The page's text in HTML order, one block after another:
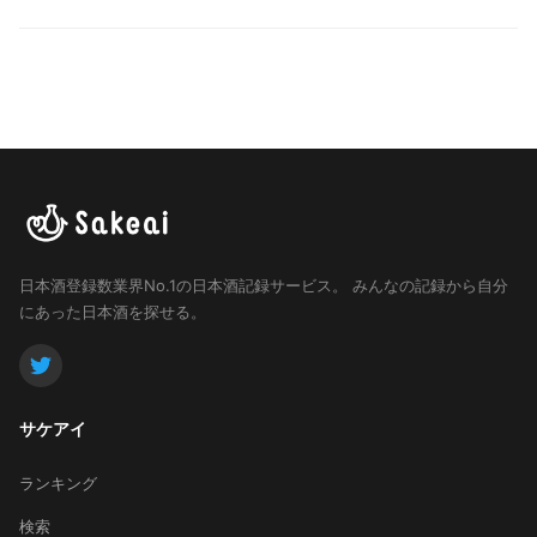
日本酒登録数業界No.1の日本酒記録サービス。
みんなの記録から自分
にあった日本酒を探せる。
サケアイ
ランキング
検索